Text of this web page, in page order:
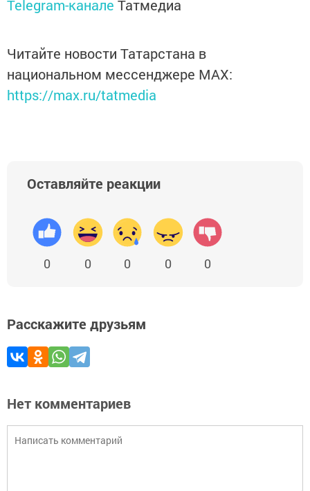
Telegram-канале Татмедиа
Читайте новости Татарстана в
национальном мессенджере MАХ:
https://max.ru/tatmedia
Оставляйте реакции
0 0 0 0 0
Расскажите друзьям
Нет комментариев